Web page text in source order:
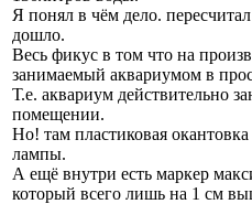
Я понял в чём дело.
дошло.
Весь фикус в том что на
занимаемый аквариумом в
Т.е. аквариум действительно
помещении.
Но! там пластиковая
лампы.
А ещё внутри есть маркер
который всего лишь на 1 см